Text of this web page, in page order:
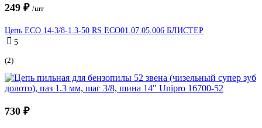
249 ₽ /шт
Цепь ECO 14-3/8-1.3-50 RS ECO01.07.05.006 БЛИСТЕР
5
(2)
730 ₽